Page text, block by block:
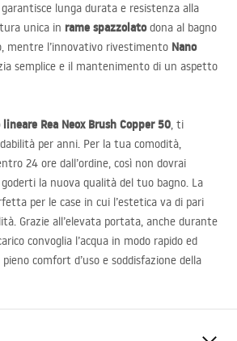
lunga durata e resistenza alla
unica in rame spazzolatodona al bagno
mentre l’innovativo rivestimento Nano
semplice e il mantenimento di un aspetto
Rea Neox Brush Copper 50, ti
per anni. Per la tua comodità,
24 ore dall’ordine, così non dovrai
la nuova qualità del tuo bagno. La
per le case in cui l’estetica va di pari
Grazie all’elevata portata, anche durante
convoglia l’acqua in modo rapido ed
comfort d’uso e soddisfazione della